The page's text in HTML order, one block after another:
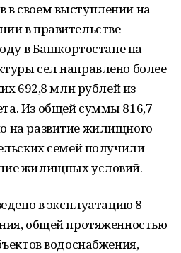
своем выступлении на
в правительстве
в Башкортостане на
сел направлено более
692,8 млн рублей из
Из общей суммы 816,7
на развитие жилищного
семей получили
жилищных условий.
в эксплуатацию 8
общей протяженностью
водоснабжения,